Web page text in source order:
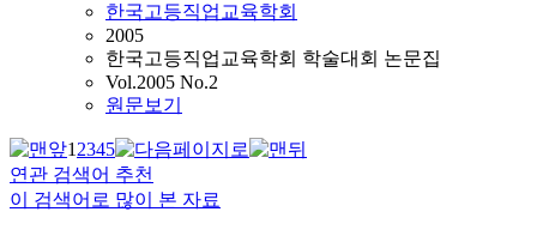
한국고등직업교육학회
2005
한국고등직업교육학회 학술대회 논문집
Vol.2005 No.2
원문보기
12345
연관 검색어 추천
이 검색어로 많이 본 자료